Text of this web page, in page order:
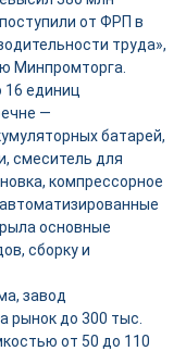
от ФРП в
труда»,
Минпромторга.
16 единиц
—
батарей,
смеситель для
компрессорное
основные
сборку и
завод
рынок до 300 тыс.
от 50 до 110